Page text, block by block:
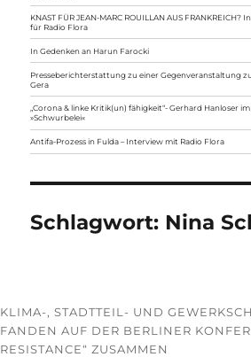
KNAST FÜR JEAN-MARC ROUILLAN AUS
für Radio Flora
In Gedenken an Harun Farocki
Presseberichterstattung zu einer Gegenveranstaltung
Gera
„Corona & linke Kritik(un) fähigkeit“- Gerhard Hanloser
»Schwurbelei«
Antifa-Prozess in Fulda – Interview mit Radio Flora
Schlagwort: Nina
KLIMA-, STADTTEIL- UND
FANDEN AUF DER BERLINER
RESISTANCE“ ZUSAMMEN